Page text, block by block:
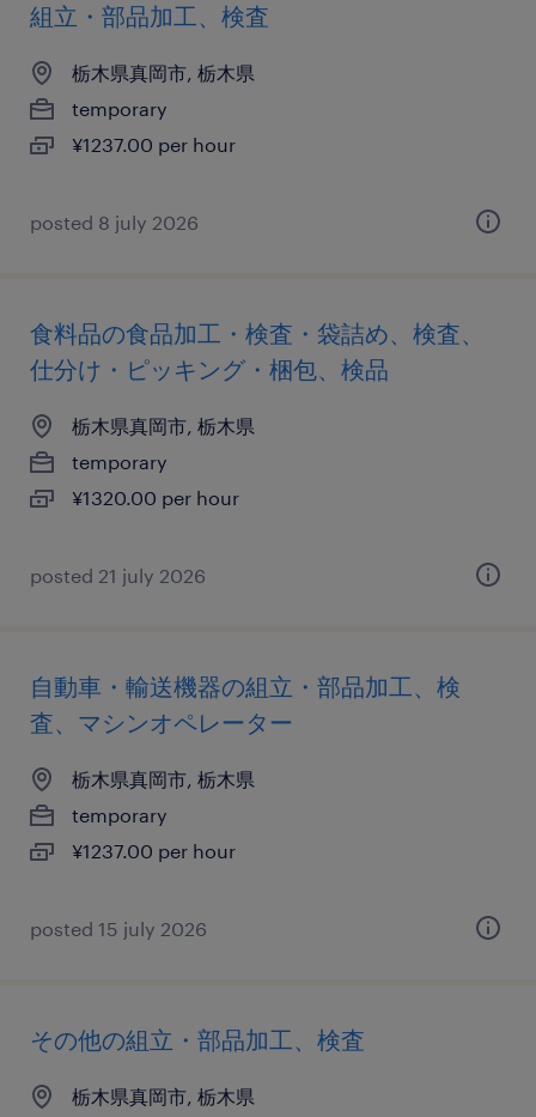
組立・部品加工、検査
栃木県真岡市, 栃木県
temporary
¥1237.00 per hour
posted 8 july 2026
食料品の食品加工・検査・袋詰め、検査、
仕分け・ピッキング・梱包、検品
栃木県真岡市, 栃木県
temporary
¥1320.00 per hour
posted 21 july 2026
自動車・輸送機器の組立・部品加工、検
査、マシンオペレーター
栃木県真岡市, 栃木県
temporary
¥1237.00 per hour
posted 15 july 2026
その他の組立・部品加工、検査
栃木県真岡市, 栃木県